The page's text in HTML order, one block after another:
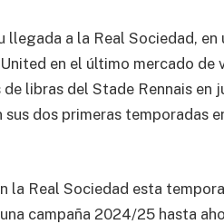
a la Real Sociedad, en
en el último mercado de
libras del Stade Rennais en
dos primeras temporadas
la Real Sociedad esta
campaña 2024/25 hasta